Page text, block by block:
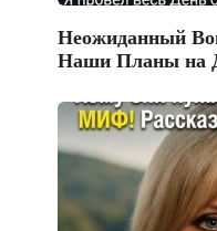
Неожиданный
Наши Планы на